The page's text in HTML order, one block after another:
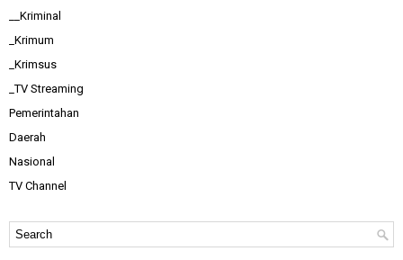
__Kriminal
_Krimum
_Krimsus
_TV Streaming
Pemerintahan
Daerah
Nasional
TV Channel